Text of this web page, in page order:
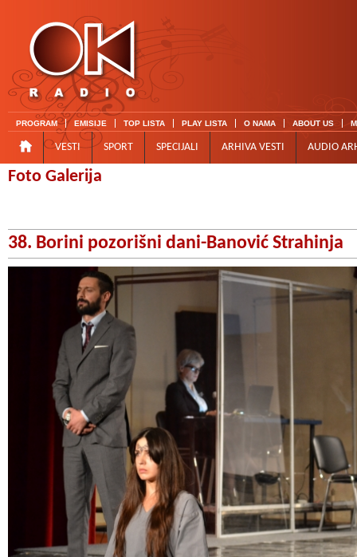
PROGRAM EMISIJE TOP LISTA PLAY LISTA O NAMA ABOUT US
VESTI SPORT SPECIJALI ARHIVA VESTI AUDIO
Foto Galerija
38. Borini pozorišni dani-Banović Strahinja